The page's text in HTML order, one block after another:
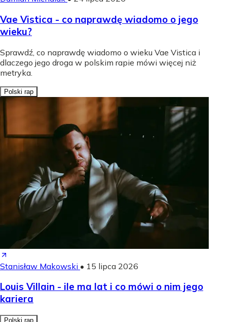
Vae Vistica - co naprawdę wiadomo o jego
wieku?
Sprawdź, co naprawdę wiadomo o wieku Vae Vistica i
dlaczego jego droga w polskim rapie mówi więcej niż
metryka.
Polski rap
Stanisław Makowski • 15 lipca 2026
Louis Villain - ile ma lat i co mówi o nim jego
kariera
Polski rap